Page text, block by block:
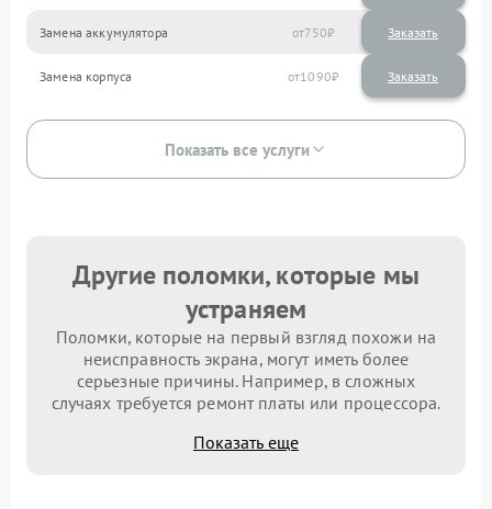
Замена аккумулятора 750
Замена корпуса 1090
Показать все услуги
Другие поломки, которые мы
устраняем
Поломки, которые на первый взгляд похожи на
неисправность экрана, могут иметь более
серьезные причины. Например, в сложных
случаях требуется ремонт платы или процессора.
Показать еще